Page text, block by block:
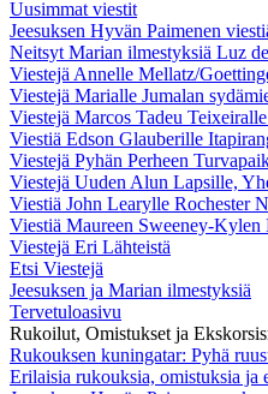
Uusimmat viestit
Jeesuksen Hyvän Paimenen
Neitsyt Marian ilmestyksiä Luz
Viestejä Annelle Mellatz/
Viestejä Marialle Jumalan
Viestejä Marcos Tadeu
Viestiä Edson Glauberille
Viestejä Pyhän Perheen
Viestejä Uuden Alun Lapsille,
Viestiä John Learylle Rochester
Viestiä Maureen Sweeney-
Viestejä Eri Lähteistä
Etsi Viestejä
Jeesuksen ja Marian ilmestyksiä
Tervetuloasivu
Rukoilut, Omistukset ja
Rukouksen kuningatar: Pyhä
Erilaisia rukouksia, omistuksia ja